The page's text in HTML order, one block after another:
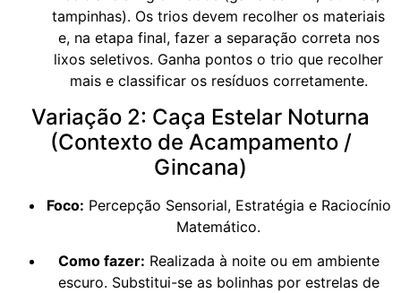
tampinhas). Os trios devem recolher os materiais
e, na etapa final, fazer a separação correta nos
lixos seletivos. Ganha pontos o trio que recolher
mais e classificar os resíduos corretamente.
Variação 2: Caça Estelar Noturna
(Contexto de Acampamento /
Gincana)
Foco: Percepção Sensorial, Estratégia e Raciocínio
Matemático.
Como fazer: Realizada à noite ou em ambiente
escuro. Substitui-se as bolinhas por estrelas de